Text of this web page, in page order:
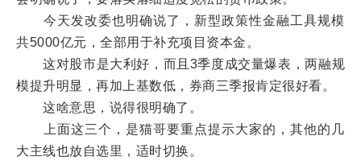
今天发改委也明确说了，新型政策性金融工具规模
共5000亿元，全部用于补充项目资本金。
这对股市是大利好，而且3季度成交量爆表，两融规
模提升明显，再加上基数低，券商三季报肯定很好看。
这啥意思，说得很明确了。
上面这三个，是猫哥要重点提示大家的，其他的几
大主线也放自选里，适时切换。